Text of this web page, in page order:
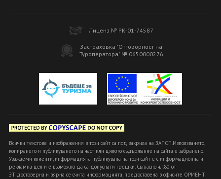
Лиценз № РК-01-74587
Застраховка "Отговорност на
Туроператора" № 0650000276
Всички текстове и изображения в този сайт са под закрила на ЗАПСП.Използването,
копирането и публикуването на част или цялото съдържание на сайта е забранено.
Уважаеми клиенти, информацията публикувана на този сайт е с информационна и
рекламна цел и е възможно да са допуснати грешки. Съгласно чл.80 от
ЗТ достоверна и вярна се счита информацията, предоставена в офисите ОРИЕНТ